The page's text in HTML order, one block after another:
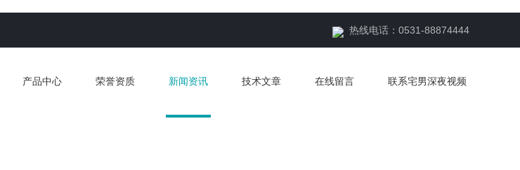
热线电话：0531-88874444
产品中心 荣誉资质 新闻资讯 技术文章 在线留言 联系宅男深夜视频